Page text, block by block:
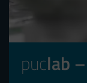
puclab